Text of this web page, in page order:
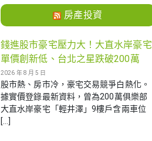
房產投資
錢進股市豪宅壓力大！大直水岸豪宅
單價創新低、台北之星跌破200萬
2026 年 8 月 5 日
股市熱、房市冷，豪宅交易競爭白熱化。
據實價登錄最新資料，曾為200萬俱樂部
大直水岸豪宅「輕井澤」9樓戶含兩車位
[…]